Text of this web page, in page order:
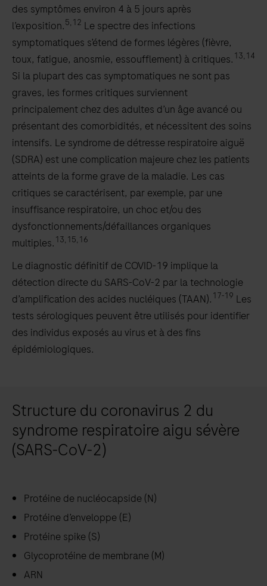
des symptômes environ 4 à 5 jours après
l’exposition.5,12 Le spectre des infections
symptomatiques s’étend de formes légères (fièvre,
toux, fatigue, anosmie, essoufflement) à critiques. 13,14
Si la plupart des cas symptomatiques ne sont pas
graves, les formes critiques surviennent
principalement chez des adultes d’un âge avancé ou
présentant des comorbidités, et nécessitent des soins
intensifs. Le syndrome de détresse respiratoire aiguë
(SDRA) est une complication majeure chez les patients
atteints de la forme grave de la maladie. Les cas
critiques se caractérisent, par exemple, par une
insuffisance respiratoire, un choc et/ou des
dysfonctionnements/défaillances organiques
multiples. 13,15,16
Le diagnostic définitif de COVID-19 implique la
détection directe du SARS-CoV-2 par la technologie
d’amplification des acides nucléiques (TAAN). 17-19 Les
tests sérologiques peuvent être utilisés pour identifier
des individus exposés au virus et à des fins
épidémiologiques.
Structure du coronavirus 2 du
syndrome respiratoire aigu sévère
(SARS-CoV-2)
Protéine de nucléocapside (N)
Protéine d’enveloppe (E)
Protéine spike (S)
Glycoprotéine de membrane (M)
ARN